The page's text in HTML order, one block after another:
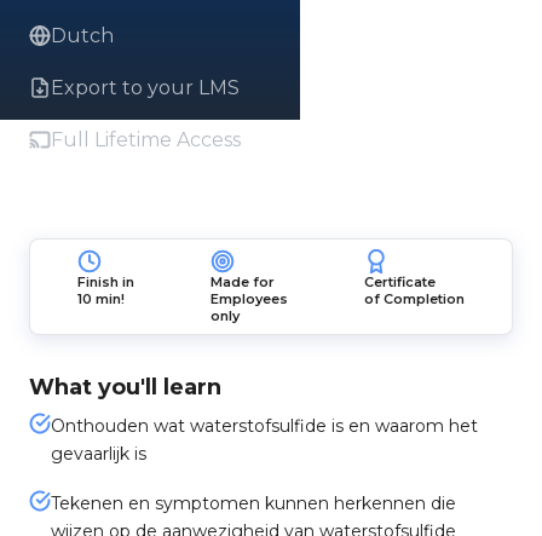
Dutch
Export to your LMS
Full Lifetime Access
Finish in
10 min!
Made for
Employees
only
Certificate
of Completion
What you'll learn
Onthouden wat waterstofsulfide is en waarom het
gevaarlijk is
Tekenen en symptomen kunnen herkennen die
wijzen op de aanwezigheid van waterstofsulfide